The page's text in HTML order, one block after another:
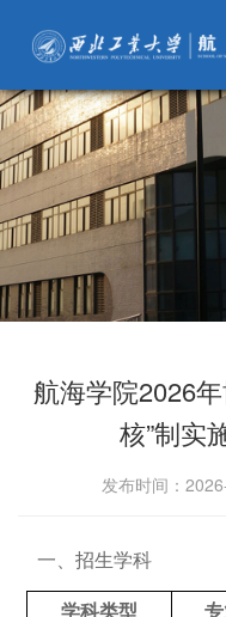
航海学院2026
核”制实
发布时间：
一、 招生学科
学科类型